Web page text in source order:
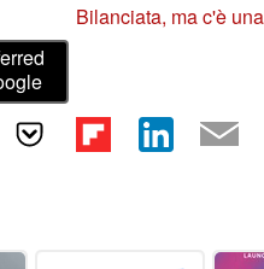
Bilanciata, ma c'è